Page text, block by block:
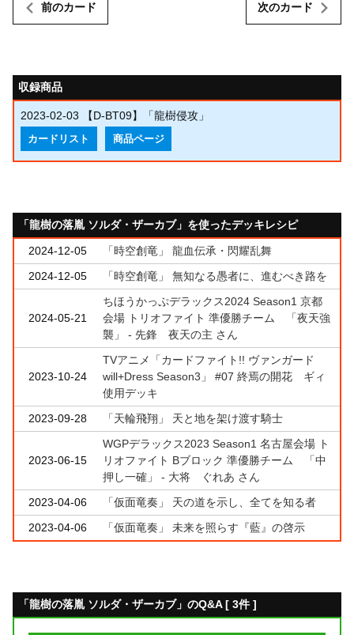
前のカード 次のカード
収録商品
2023-02-03 【D-BT09】「龍樹侵攻」
カードリスト 商品ページ
「龍樹の落胤 ソルダ・ザーカブ」を使ったデッキレシピ
2024-12-05
「時空創竜」 龍血伝承・閃耀乱舞
2024-12-05
「時空創竜」 無知なる愚者に、進むべき路を
2024-05-21
ちほうかっぷデラックス2024 Season1 京都
会場 トリオファイト 準優勝チーム 「夜天強
襲」 - 先鋒 夜天の主 さん
2023-10-24
TVアニメ「カードファイト!! ヴァンガード
will+Dress Season3」 #07 終焉の開花 ギィ
使用デッキ
2023-09-28
「天輪飛翔」 天と地を架け渡す騎士
2023-06-15
WGPデラックス2023 Season1 名古屋会場 ト
リオファイト Bブロック 準優勝チーム 「中
押し一確」 - 大将 ぐれあ さん
2023-04-06
「仮面竜奏」 天の道を示し、全てを知る者
2023-04-06
「仮面竜奏」 未来を照らす『藍』の啓示
「龍樹の落胤 ソルダ・ザーカブ」のQ&A [ 3件 ]